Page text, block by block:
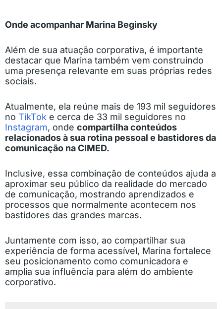
Onde acompanhar Marina Beginsky
Além de sua atuação corporativa, é importante
destacar que Marina também vem construindo
uma presença relevante em suas próprias redes
sociais.
Atualmente, ela reúne mais de 193 mil seguidores
no TikTok e cerca de 33 mil seguidores no
Instagram, onde compartilha conteúdos
relacionados à sua rotina pessoal e bastidores da
comunicação na CIMED.
Inclusive, essa combinação de conteúdos ajuda a
aproximar seu público da realidade do mercado
de comunicação, mostrando aprendizados e
processos que normalmente acontecem nos
bastidores das grandes marcas.
Juntamente com isso, ao compartilhar sua
experiência de forma acessível, Marina fortalece
seu posicionamento como comunicadora e
amplia sua influência para além do ambiente
corporativo.